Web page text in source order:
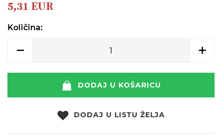
of
images
5,31 EUR
Količina:
DODAJ U KOŠARICU
DODAJ U LISTU ŽELJA